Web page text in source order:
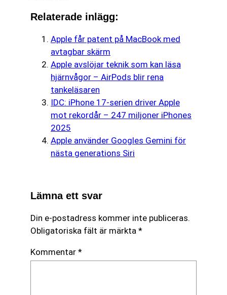
Relaterade inlägg:
Apple får patent på MacBook med
avtagbar skärm
Apple avslöjar teknik som kan läsa
hjärnvågor – AirPods blir rena
tankeläsaren
IDC: iPhone 17-serien driver Apple
mot rekordår – 247 miljoner iPhones
2025
Apple använder Googles Gemini för
nästa generations Siri
Lämna ett svar
Din e-postadress kommer inte publiceras.
Obligatoriska fält är märkta *
Kommentar *